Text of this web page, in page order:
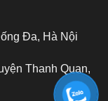
Đa, Hà Nội
Thanh Quan,